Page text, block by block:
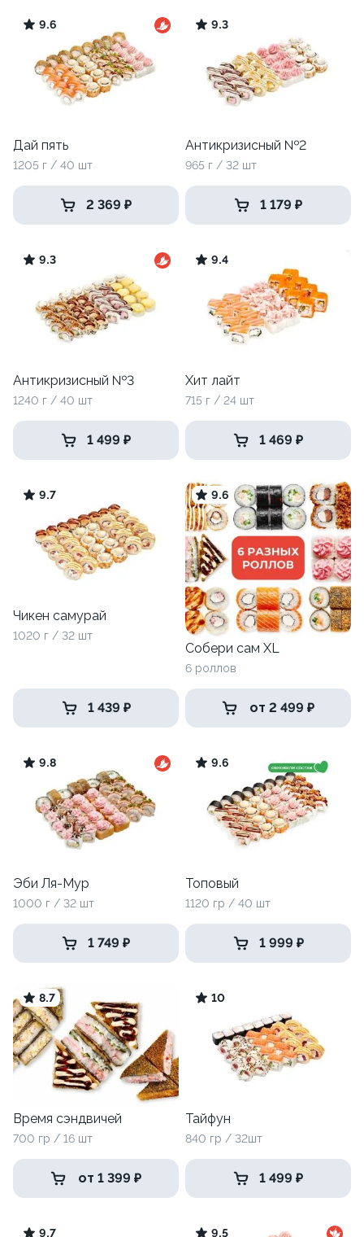
9.6
Дай пять
1205 г / 40 шт
2 369 ₽
9.3
Антикризисный №2
965 г / 32 шт
1 179 ₽
9.3
Антикризисный №3
1240 г / 40 шт
1 499 ₽
9.4
Хит лайт
715 г / 24 шт
1 469 ₽
9.7
Чикен самурай
1020 г / 32 шт
1 439 ₽
9.6
Собери сам XL
6 роллов
от 2 499 ₽
9.8
Эби Ля-Мур
1000 г / 32 шт
1 749 ₽
9.6
Топовый
1120 гр / 40 шт
1 999 ₽
8.7
Время сэндвичей
700 гр / 16 шт
от 1 399 ₽
10
Тайфун
840 гр / 32шт
1 499 ₽
9.7 9.5